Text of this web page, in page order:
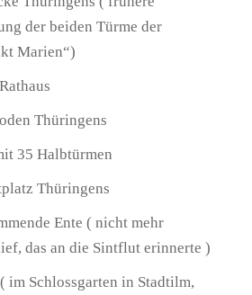
der beiden Türme der
Marien“)
Thüringens
35 Halbtürmen
Thüringens
Ente ( nicht mehr
das an die Sintflut erinnerte )
im Schlossgarten in Stadtilm,